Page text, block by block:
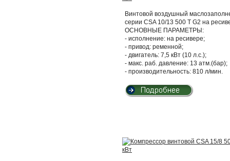
Винтовой воздушный
серии CSA 10/13 500 T G2 на
ОСНОВНЫЕ ПАРАМЕТРЫ:
- исполнение: на ресивере;
- привод: ременной;
- двигатель: 7,5 кВт (10 л.с.);
- макс. раб. давление: 13 атм.(бар);
- производительность: 810 л/мин.